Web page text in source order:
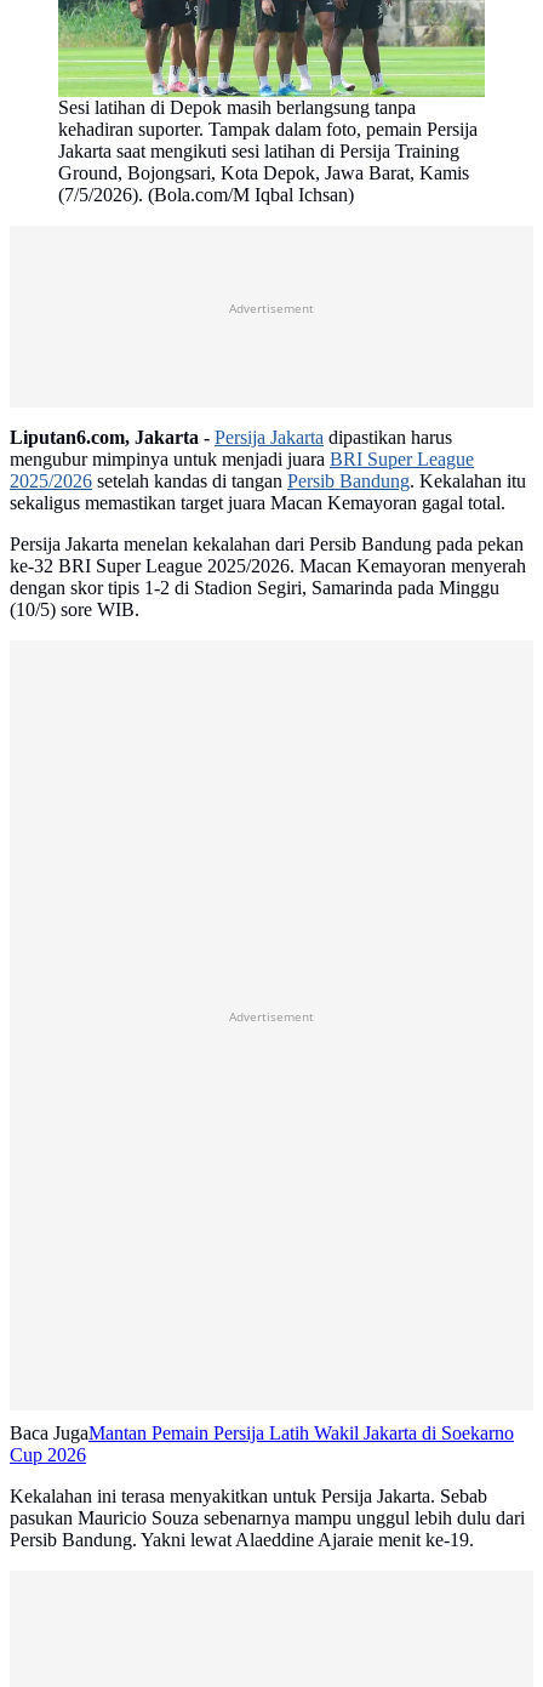
Sesi latihan di Depok masih berlangsung tanpa
kehadiran suporter. Tampak dalam foto, pemain Persija
Jakarta saat mengikuti sesi latihan di Persija Training
Ground, Bojongsari, Kota Depok, Jawa Barat, Kamis
(7/5/2026). (Bola.com/M Iqbal Ichsan)
Advertisement
Liputan6.com, Jakarta - Persija Jakarta dipastikan harus
mengubur mimpinya untuk menjadi juara BRI Super League
2025/2026 setelah kandas di tangan Persib Bandung. Kekalahan itu
sekaligus memastikan target juara Macan Kemayoran gagal total.
Persija Jakarta menelan kekalahan dari Persib Bandung pada pekan
ke-32 BRI Super League 2025/2026. Macan Kemayoran menyerah
dengan skor tipis 1-2 di Stadion Segiri, Samarinda pada Minggu
(10/5) sore WIB.
Advertisement
Baca JugaMantan Pemain Persija Latih Wakil Jakarta di Soekarno
Cup 2026
Kekalahan ini terasa menyakitkan untuk Persija Jakarta. Sebab
pasukan Mauricio Souza sebenarnya mampu unggul lebih dulu dari
Persib Bandung. Yakni lewat Alaeddine Ajaraie menit ke-19.